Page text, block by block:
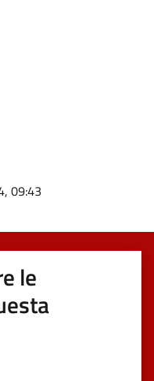
09:43
le